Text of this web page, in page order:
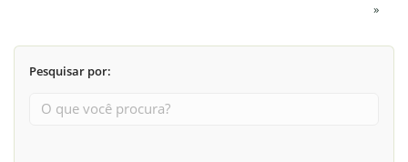
»
Pesquisar por: